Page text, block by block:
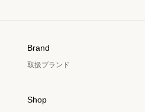
Brand
取扱ブランド
Shop